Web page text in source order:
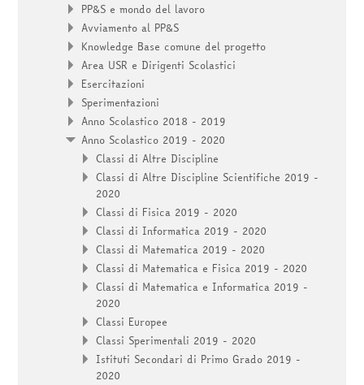
PP&S e mondo del lavoro
Avviamento al PP&S
Knowledge Base comune del progetto
Area USR e Dirigenti Scolastici
Esercitazioni
Sperimentazioni
Anno Scolastico 2018 - 2019
Anno Scolastico 2019 - 2020
Classi di Altre Discipline
Classi di Altre Discipline Scientifiche 2019 -
2020
Classi di Fisica 2019 - 2020
Classi di Informatica 2019 - 2020
Classi di Matematica 2019 - 2020
Classi di Matematica e Fisica 2019 - 2020
Classi di Matematica e Informatica 2019 -
2020
Classi Europee
Classi Sperimentali 2019 - 2020
Istituti Secondari di Primo Grado 2019 -
2020